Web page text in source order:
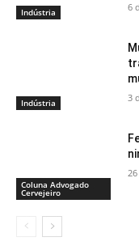
Indústria 6
Indústria 3
Coluna Advogado
Cervejeiro